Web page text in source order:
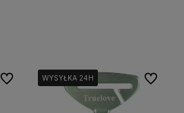
Do ulubionychWYSYŁKA 24H
WYSYŁKA 24H
WYSYŁKA 24H
WYSYŁKA 24H
WYSYŁKA 24H Do